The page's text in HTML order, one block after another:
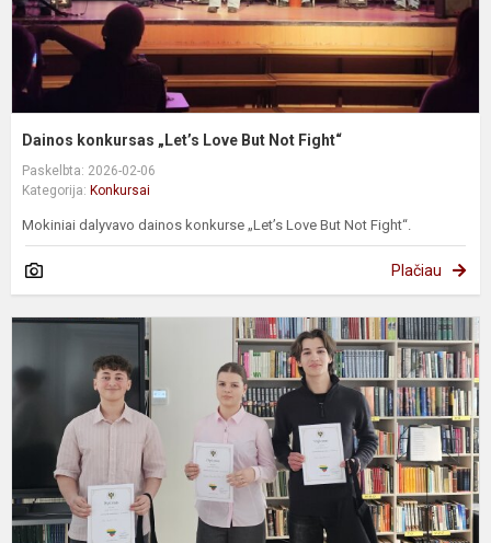
Dainos konkursas „Let’s Love But Not Fight“
Paskelbta: 2026-02-06
Kategorija: Konkursai
Mokiniai dalyvavo dainos konkurse „Let’s Love But Not Fight“.
Plačiau